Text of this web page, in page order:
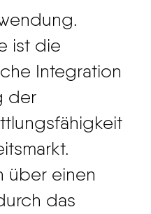
ist die
Integration
der
über einen
das